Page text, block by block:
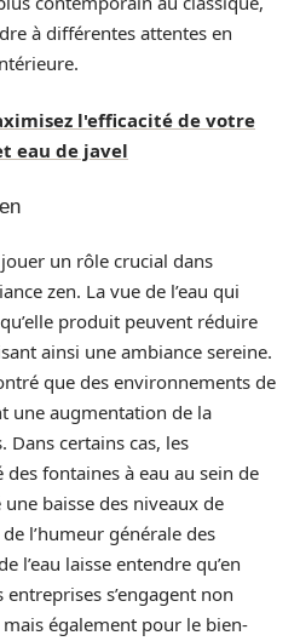
à différentes attentes en
l'efficacité de votre
eau de javel
un rôle crucial dans
zen. La vue de l’eau qui
produit peuvent réduire
ainsi une ambiance sereine.
que des environnements de
une augmentation de la
certains cas, les
fontaines à eau au sein de
baisse des niveaux de
l’humeur générale des
l’eau laisse entendre qu’en
s’engagent non
également pour le bien-